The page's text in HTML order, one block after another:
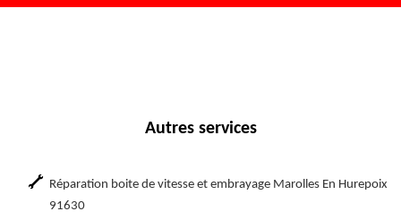
Autres services
Réparation boite de vitesse et embrayage Marolles En Hurepoix
91630